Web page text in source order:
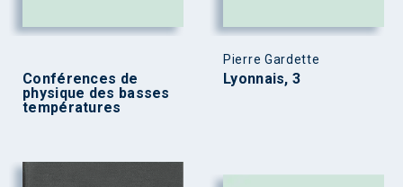
Conférences de
physique des basses
températures
Pierre Gardette
Lyonnais, 3